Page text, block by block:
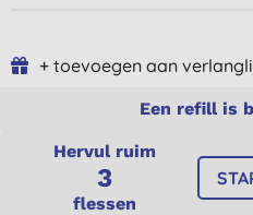
+ toevoegen aan
Een refill is
Hervul ruim
3
flessen